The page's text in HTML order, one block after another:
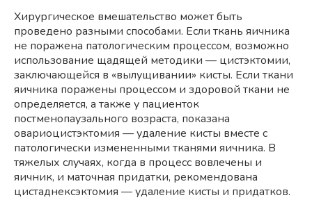
Хирургическое вмешательство может быть
проведено разными способами. Если ткань яичника
не поражена патологическим процессом, возможно
использование щадящей методики — цистэктомии,
заключающейся в «вылущивании» кисты. Если ткани
яичника поражены процессом и здоровой ткани не
определяется, а также у пациенток
постменопаузального возраста, показана
овариоцистэктомия — удаление кисты вместе с
патологически измененными тканями яичника. В
тяжелых случаях, когда в процесс вовлечены и
яичник, и маточная придатки, рекомендована
цистаднексэктомия — удаление кисты и придатков.